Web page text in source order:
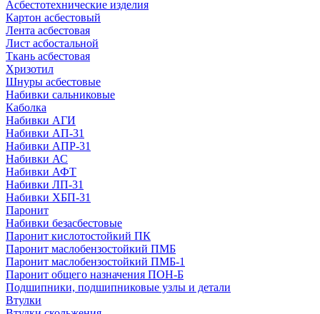
Асбестотехнические изделия
Картон асбестовый
Лента асбестовая
Лист асбостальной
Ткань асбестовая
Хризотил
Шнуры асбестовые
Набивки сальниковые
Каболка
Набивки АГИ
Набивки АП-31
Набивки АПР-31
Набивки АС
Набивки АФТ
Набивки ЛП-31
Набивки ХБП-31
Паронит
Набивки безасбестовые
Паронит кислотостойкий ПК
Паронит маслобензостойкий ПМБ
Паронит маслобензостойкий ПМБ-1
Паронит общего назначения ПОН-Б
Подшипники, подшипниковые узлы и детали
Втулки